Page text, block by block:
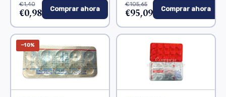
€1,40
€0,98 Comprar ahora
€105,65
€95,09 Comprar ahora
−10%